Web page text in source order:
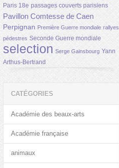
Paris 18e passages couverts parisiens
Pavillon Comtesse de Caen
Perpignan Première Guerre mondiale rallyes
pédestres Seconde Guerre mondiale
selection Serge Gainsbourg Yann
Arthus-Bertrand
CATÉGORIES
Académie des beaux-arts
Académie française
animaux